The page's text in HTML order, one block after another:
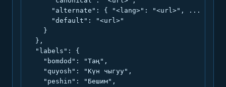
      "alternate": { "<lang>": "<url>", ... },
      "default": "<url>"
    }
  },
  "labels": {
    "bomdod": "Таң",
    "quyosh": "Күн чыгуу",
    "peshin": "Бешим",